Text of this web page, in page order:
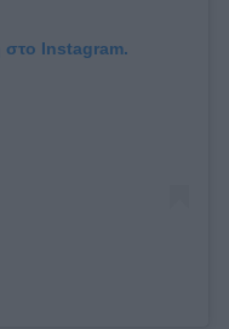
στο Instagram.